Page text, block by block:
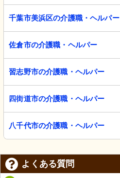
千葉市美浜区の介護職・ヘルパー
佐倉市の介護職・ヘルパー
習志野市の介護職・ヘルパー
四街道市の介護職・ヘルパー
八千代市の介護職・ヘルパー
よくある質問